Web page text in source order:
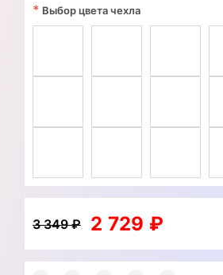
* Выбор цвета чехла
2 729 ₽
3 349 ₽